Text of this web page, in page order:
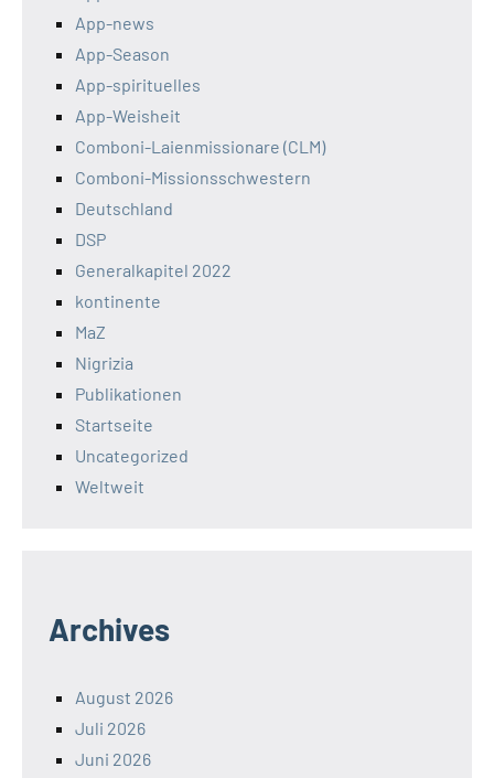
App-news
App-Season
App-spirituelles
App-Weisheit
Comboni-Laienmissionare (CLM)
Comboni-Missionsschwestern
Deutschland
DSP
Generalkapitel 2022
kontinente
MaZ
Nigrizia
Publikationen
Startseite
Uncategorized
Weltweit
Archives
August 2026
Juli 2026
Juni 2026